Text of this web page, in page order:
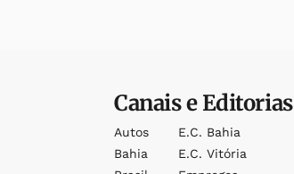
Canais e Editorias
Autos
Bahia
E.c. Bahia
E.c. Vitória